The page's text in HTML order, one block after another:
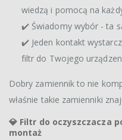
wiedzą i pomocą na
✔️ Świadomy wybór - ta
✔️ Jeden kontakt
filtr do Twojego
Dobry zamiennik to nie
właśnie takie zamienniki
💎 Filtr do oczyszczacza
montaż